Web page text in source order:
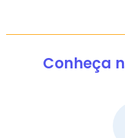
Conheça